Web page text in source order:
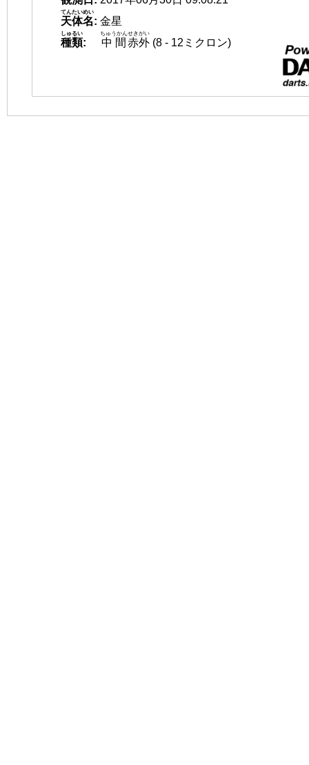
天体名
てんたいめい
: 金星
種類
しゅるい
: 中間
ちゅうかん
赤外
せきがい
(8 - 12ミクロン)